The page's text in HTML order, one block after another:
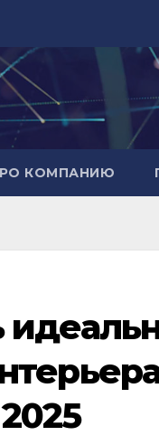
КОМПАНИЮ